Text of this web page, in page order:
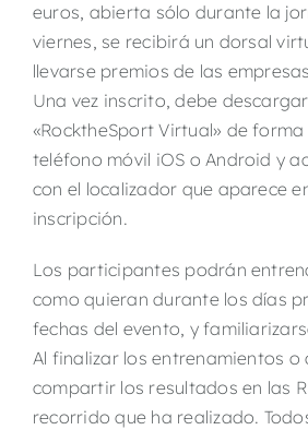
euros, abierta sólo durante la
viernes, se recibirá un dorsal
llevarse premios de las
Una vez inscrito, debe
«RocktheSport Virtual» de
teléfono móvil iOS o Android y
con el localizador que aparece
inscripción.
Los participantes podrán
como quieran durante los días
fechas del evento, y
Al finalizar los entrenamientos o
compartir los resultados en las
recorrido que ha realizado.